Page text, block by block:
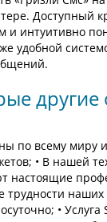
Доступный
и интуитивно
удобной
другие
по всему миру
• В нашей
настоящие
трудности
• Услуга